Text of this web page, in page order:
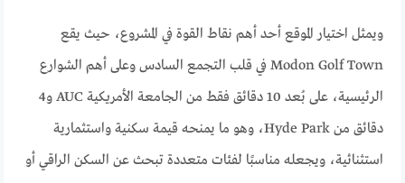
ويمثل اختيار الموقع أحد أهم نقاط القوة في المشروع، حيث يقع
Modon Golf Town في قلب التجمع السادس وعلى أهم الشوارع
الرئيسية، على بُعد 10 دقائق فقط من الجامعة الأمريكية AUC و4
دقائق من Hyde Park، وهو ما يمنحه قيمة سكنية واستثمارية
استثنائية، ويجعله مناسبًا لفئات متعددة تبحث عن السكن الراقي أو